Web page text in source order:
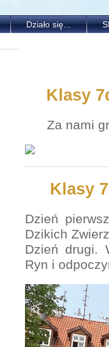
Działo się...
Klasy
Za nami
Klasy
Dzień
Dzikich
Dzień drugi.
Ryn i